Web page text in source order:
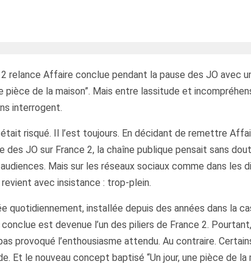
relance Affaire conclue pendant la pause des JO avec
pièce de la maison”. Mais entre lassitude et
interrogent.
risqué. Il l’est toujours. En décidant de remettre
des JO sur France 2, la chaîne publique pensait sans
Mais sur les réseaux sociaux comme dans les
avec insistance : trop-plein.
quotidiennement, installée depuis des années dans la
est devenue l’un des piliers de France 2.
provoqué l’enthousiasme attendu. Au contraire.
Et le nouveau concept baptisé “Un jour, une pièce de la